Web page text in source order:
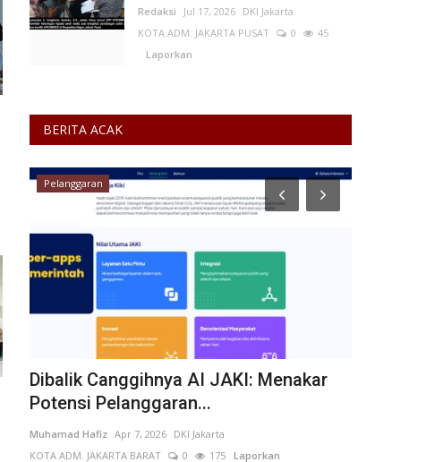
Redaksi Jul 17, 2026 DKI Jakarta
KOTA ADM. JAKARTA PUSAT
0
45
Laporkan
BERITA ACAK
Pelanggaran
Dibalik Canggihnya AI JAKI: Menakar
Potensi Pelanggaran...
Muhamad Hafiz Apr 7, 2026 DKI Jakarta
KOTA ADM. JAKARTA BARAT
0 175 Laporkan